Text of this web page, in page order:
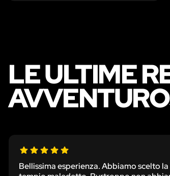
LE ULTIME
Bellissima esperienza. Abbiamo scelto la